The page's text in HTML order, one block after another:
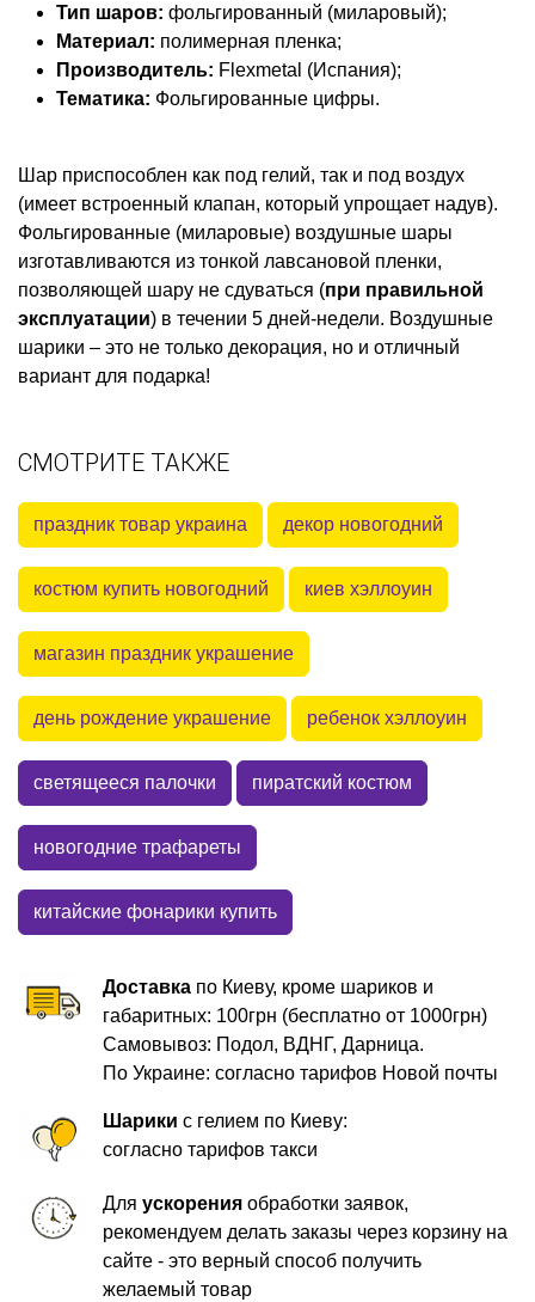
Тип шаров: фольгированный (миларовый);
Материал: полимерная пленка;
Производитель: Flexmetal (Испания);
Тематика: Фольгированные цифры.
Шар приспособлен как под гелий, так и под воздух
(имеет встроенный клапан, который упрощает надув).
Фольгированные (миларовые) воздушные шары
изготавливаются из тонкой лавсановой пленки,
позволяющей шару не сдуваться (при правильной
эксплуатации) в течении 5 дней-недели. Воздушные
шарики – это не только декорация, но и отличный
вариант для подарка!
СМОТРИТЕ ТАКЖЕ
праздник товар украина декор новогодний
костюм купить новогодний киев хэллоуин
магазин праздник украшение
день рождение украшение ребенок хэллоуин
светящееся палочки пиратский костюм
новогодние трафареты
китайские фонарики купить
Доставка по Киеву, кроме шариков и
габаритных: 100грн (бесплатно от 1000грн)
Самовывоз: Подол, ВДНГ, Дарница.
По Украине: согласно тарифов Новой почты
Шарики с гелием по Киеву:
согласно тарифов такси
Дляускорения обработки заявок,
рекомендуем делать заказы через корзину на
сайте - это верный способ получить
желаемый товар